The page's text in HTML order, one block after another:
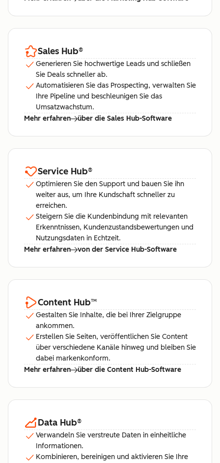
Sales Hub®
Generieren Sie hochwertige Leads und schließen
Sie Deals schneller ab.
Automatisieren Sie das Prospecting, verwalten Sie
Ihre Pipeline und beschleunigen Sie das
Umsatzwachstum.
Mehr erfahren
über die Sales Hub-Software
Service Hub®
Optimieren Sie den Support und bauen Sie ihn
weiter aus, um Ihre Kundschaft schneller zu
erreichen.
Steigern Sie die Kundenbindung mit relevanten
Erkenntnissen, Kundenzustandsbewertungen und
Nutzungsdaten in Echtzeit.
Mehr erfahren
von der Service Hub-Software
Content Hub™
Gestalten Sie Inhalte, die bei Ihrer Zielgruppe
ankommen.
Erstellen Sie Seiten, veröffentlichen Sie Content
über verschiedene Kanäle hinweg und bleiben Sie
dabei markenkonform.
Mehr erfahren
über die Content Hub-Software
Data Hub®
Verwandeln Sie verstreute Daten in einheitliche
Informationen.
Kombinieren, bereinigen und aktivieren Sie Ihre